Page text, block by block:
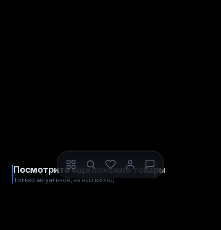
Посмотрите ещё похожие товары
Только актуальное, на наш взгляд